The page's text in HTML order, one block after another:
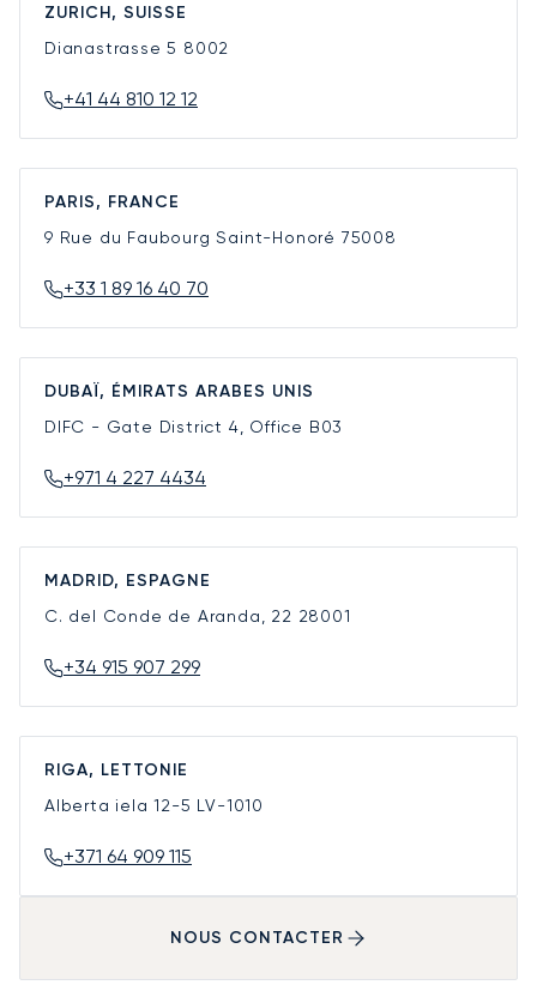
ZURICH, SUISSE
Dianastrasse 5 8002
+41 44 810 12 12
PARIS, FRANCE
9 Rue du Faubourg Saint-Honoré 75008
+33 1 89 16 40 70
DUBAÏ, ÉMIRATS ARABES UNIS
DIFC - Gate District 4, Office B03
+971 4 227 4434
MADRID, ESPAGNE
C. del Conde de Aranda, 22 28001
+34 915 907 299
RIGA, LETTONIE
Alberta iela 12-5 LV-1010
+371 64 909 115
NOUS CONTACTER